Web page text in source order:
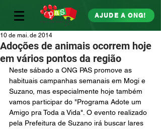
AJUDE A ONG!
Adoções de animais ocorrem hoje
em vários pontos da região
10 de mai. de 2014
Neste sábado a ONG PAS promove as
habituais campanhas semanais em Mogi e
Suzano, mas especialmente hoje também
vamos participar do "Programa Adote um
Amigo pra Toda a Vida". O evento realizado
pela Prefeitura de Suzano irá buscar lares